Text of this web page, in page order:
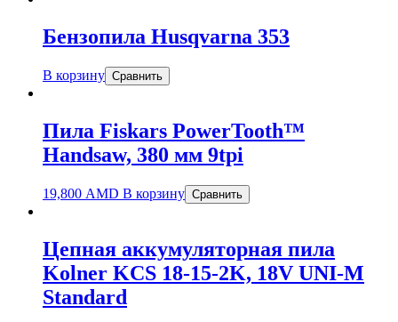
Бензопила Husqvarna 353
В корзину Сравнить
Пила Fiskars PowerTooth™
Handsaw, 380 мм 9tpi
19,800 AMD В корзину Сравнить
Цепная аккумуляторная пила
Kolner KCS 18-15-2K, 18V UNI-M
Standard